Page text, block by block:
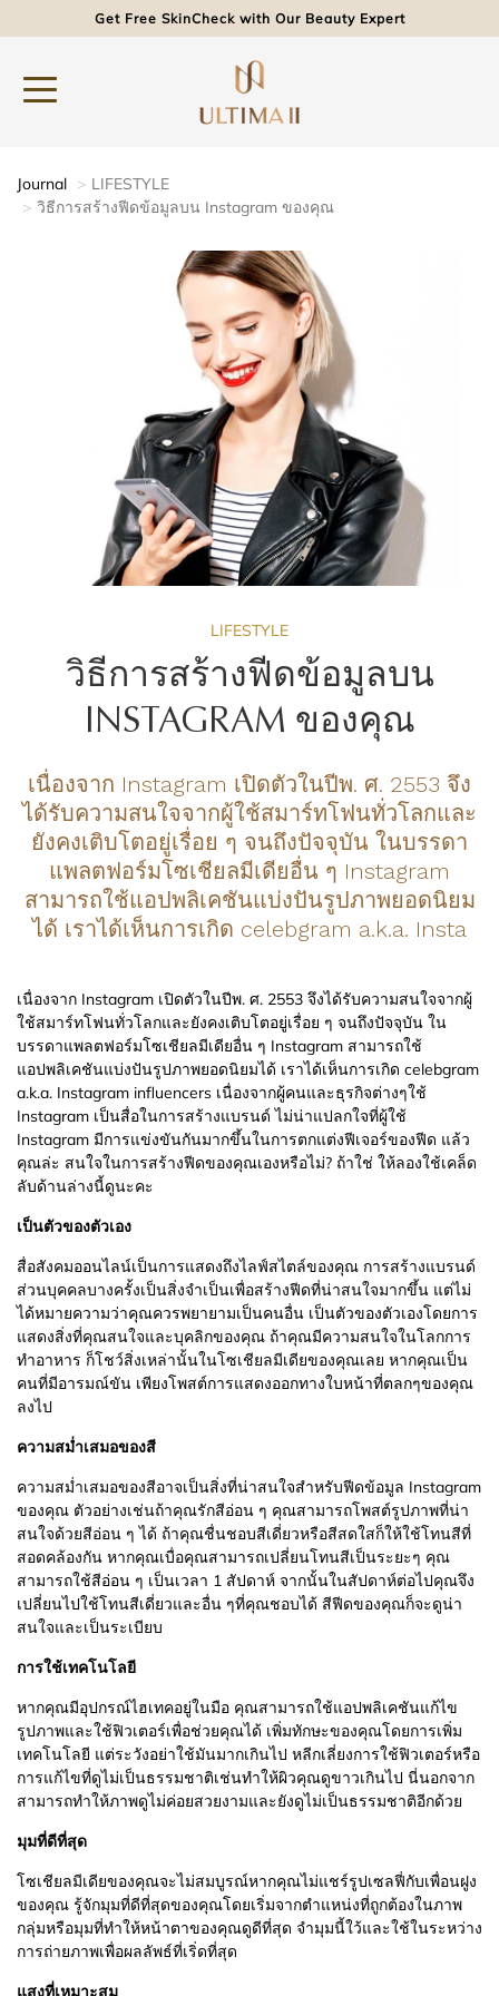
Get Free SkinCheck with Our Beauty Expert
Journal
LIFESTYLE
วิธีการสร้างฟีดข้อมูลบน Instagram ของคุณ
LIFESTYLE
วิธีการสร้างฟีดข้อมูลบน
INSTAGRAM ของคุณ
เนื่องจาก Instagram เปิดตัวในปีพ. ศ. 2553 จึง
ได้รับความสนใจจากผู้ใช้สมาร์ทโฟนทั่วโลกและ
ยังคงเติบโตอยู่เรื่อย ๆ จนถึงปัจจุบัน ในบรรดา
แพลตฟอร์มโซเชียลมีเดียอื่น ๆ Instagram
สามารถใช้แอปพลิเคชันแบ่งปันรูปภาพยอดนิยม
ได้ เราได้เห็นการเกิด celebgram a.k.a. Insta
เนื่องจาก Instagram เปิดตัวในปีพ. ศ. 2553 จึงได้รับความสนใจจากผู้
ใช้สมาร์ทโฟนทั่วโลกและยังคงเติบโตอยู่เรื่อย ๆ จนถึงปัจจุบัน ใน
บรรดาแพลตฟอร์มโซเชียลมีเดียอื่น ๆ Instagram สามารถใช้
แอปพลิเคชันแบ่งปันรูปภาพยอดนิยมได้ เราได้เห็นการเกิด celebgram
a.k.a. Instagram influencers เนื่องจากผู้คนและธุรกิจต่างๆใช้
Instagram เป็นสื่อในการสร้างแบรนด์ ไม่น่าแปลกใจที่ผู้ใช้
Instagram มีการแข่งขันกันมากขึ้นในการตกแต่งฟีเจอร์ของฟีด แล้ว
คุณล่ะ สนใจในการสร้างฟีดของคุณเองหรือไม่? ถ้าใช่ ให้ลองใช้เคล็ด
ลับด้านล่างนี้ดูนะคะ
เป็นตัวของตัวเอง
สื่อสังคมออนไลน์เป็นการแสดงถึงไลฟ์สไตล์ของคุณ การสร้างแบรนด์
ส่วนบุคคลบางครั้งเป็นสิ่งจำเป็นเพื่อสร้างฟีดที่น่าสนใจมากขึ้น แต่ไม่
ได้หมายความว่าคุณควรพยายามเป็นคนอื่น เป็นตัวของตัวเองโดยการ
แสดงสิ่งที่คุณสนใจและบุคลิกของคุณ ถ้าคุณมีความสนใจในโลกการ
ทำอาหาร ก็โชว์สิ่งเหล่านั้นในโซเชียลมีเดียของคุณเลย หากคุณเป็น
คนที่มีอารมณ์ขัน เพียงโพสต์การแสดงออกทางใบหน้าที่ตลกๆของคุณ
ลงไป
ความสม่ำเสมอของสี
ความสม่ำเสมอของสีอาจเป็นสิ่งที่น่าสนใจสำหรับฟีดข้อมูล Instagram
ของคุณ ตัวอย่างเช่นถ้าคุณรักสีอ่อน ๆ คุณสามารถโพสต์รูปภาพที่น่า
สนใจด้วยสีอ่อน ๆ ได้ ถ้าคุณชื่นชอบสีเดี่ยวหรือสีสดใสก็ให้ใช้โทนสีที่
สอดคล้องกัน หากคุณเบื่อคุณสามารถเปลี่ยนโทนสีเป็นระยะๆ คุณ
สามารถใช้สีอ่อน ๆ เป็นเวลา 1 สัปดาห์ จากนั้นในสัปดาห์ต่อไปคุณจึง
เปลี่ยนไปใช้โทนสีเดี่ยวและอื่น ๆที่คุณชอบได้ สีฟีดของคุณก็จะดูน่า
สนใจและเป็นระเบียบ
การใช้เทคโนโลยี
หากคุณมีอุปกรณ์ไฮเทคอยู่ในมือ คุณสามารถใช้แอปพลิเคชันแก้ไข
รูปภาพและใช้ฟิวเตอร์เพื่อช่วยคุณได้ เพิ่มทักษะของคุณโดยการเพิ่ม
เทคโนโลยี แต่ระวังอย่าใช้มันมากเกินไป หลีกเลี่ยงการใช้ฟิวเตอร์หรือ
การแก้ไขที่ดูไม่เป็นธรรมชาติเช่นทำให้ผิวคุณดูขาวเกินไป นี่นอกจาก
สามารถทำให้ภาพดูไม่ค่อยสวยงามและยังดูไม่เป็นธรรมชาติอีกด้วย
มุมที่ดีที่สุด
โซเชียลมีเดียของคุณจะไม่สมบูรณ์หากคุณไม่แชร์รูปเซลฟี่กับเพื่อนฝูง
ของคุณ รู้จักมุมที่ดีที่สุดของคุณโดยเริ่มจากตำแหน่งที่ถูกต้องในภาพ
กลุ่มหรือมุมที่ทำให้หน้าตาของคุณดูดีที่สุด จำมุมนี้ใว้และใช้ในระหว่าง
การถ่ายภาพเพื่อผลลัพธ์ที่เริ่ดที่สุด
แสงที่เหมาะสม